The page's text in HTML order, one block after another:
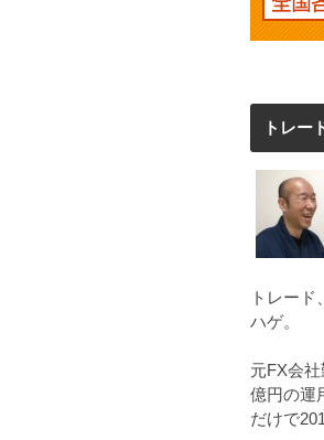
トレー
トレー
ハゲ。
元FX会
億円の運
だけで